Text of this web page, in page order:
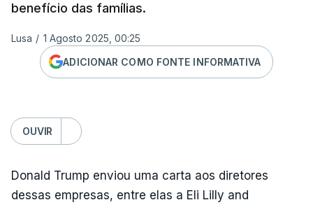
benefício das famílias.
Lusa / 1 Agosto 2025, 00:25
ADICIONAR COMO FONTE INFORMATIVA
OUVIR
Donald Trump enviou uma carta aos diretores
dessas empresas, entre elas a Eli Lilly and